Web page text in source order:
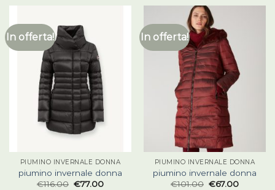
In offerta!
PIUMINO INVERNALE DONNA
piumino invernale donna
€116.00 €77.00
In offerta!
PIUMINO INVERNALE DONNA
piumino invernale donna
€101.00 €67.00